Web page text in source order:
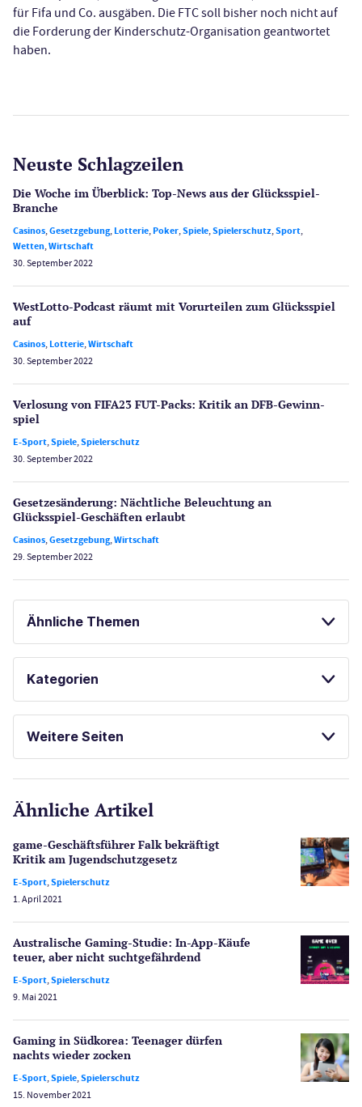
für Fifa und Co. ausgäben. Die FTC soll bisher noch nicht auf
die Forderung der Kinderschutz-Organisation geantwortet
haben.
Neuste Schlagzeilen
Die Woche im Überblick: Top-News aus der Glücksspiel-
Branche
Casinos,Gesetzgebung,Lotterie,Poker,Spiele,Spielerschutz,Sport,
Wetten,Wirtschaft
30. September 2022
WestLotto-Podcast räumt mit Vorurteilen zum Glücksspiel
auf
Casinos,Lotterie,Wirtschaft
30. September 2022
Verlosung von FIFA23 FUT-Packs: Kritik an DFB-Gewinn­
spiel
E-Sport,Spiele,Spielerschutz
30. September 2022
Gesetzes­änderung: Nächtliche Beleuch­tung an
Glücksspiel-Geschäften erlaubt
Casinos,Gesetzgebung,Wirtschaft
29. September 2022
Ähnliche Themen
SPIELAUTOMATEN ONLINE SPIELEN
KOSTENLOSE SPIELE
Kategorien
Gesetzgebung
Lotterie
Poker
Schlagzeilen
Spiele
Spielerschutz
Sport
Weitere Seiten
CasinoOnline.de
PayPal Casinos
Merkur Casinos
Casino Testberichte
Bonus Ohne Einzahlung
Ähnliche Artikel
game-Geschäftsführer Falk bekräftigt
Kritik am Jugend­schutzgesetz
E-Sport,Spielerschutz
1. April 2021
Australische Gaming-Studie: In-App-Käufe
teuer, aber nicht sucht­gefährdend
E-Sport,Spielerschutz
9. Mai 2021
Gaming in Südkorea: Teenager dürfen
nachts wieder zocken
E-Sport,Spiele,Spielerschutz
15. November 2021